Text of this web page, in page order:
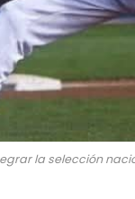
la selección